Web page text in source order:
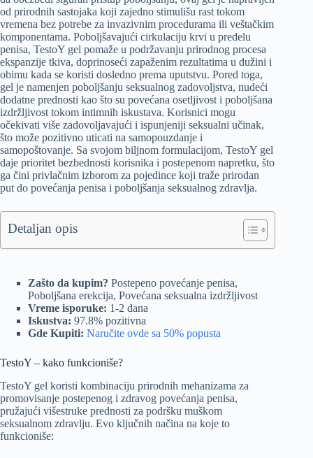
od prirodnih sastojaka koji zajedno stimulišu rast tokom
vremena bez potrebe za invazivnim procedurama ili veštačkim
komponentama. Poboljšavajući cirkulaciju krvi u predelu
penisa, TestoY gel pomaže u podržavanju prirodnog procesa
ekspanzije tkiva, doprinoseći zapaženim rezultatima u dužini i
obimu kada se koristi dosledno prema uputstvu. Pored toga,
gel je namenjen poboljšanju seksualnog zadovoljstva, nudeći
dodatne prednosti kao što su povećana osetljivost i poboljšana
izdržljivost tokom intimnih iskustava. Korisnici mogu
očekivati više zadovoljavajući i ispunjeniji seksualni učinak,
što može pozitivno uticati na samopouzdanje i
samopoštovanje. Sa svojom biljnom formulacijom, TestoY gel
daje prioritet bezbednosti korisnika i postepenom napretku, što
ga čini privlačnim izborom za pojedince koji traže prirodan
put do povećanja penisa i poboljšanja seksualnog zdravlja.
Detaljan opis
Zašto da kupim? Postepeno povećanje penisa,
Poboljšana erekcija, Povećana seksualna izdržljivost
Vreme isporuke: 1-2 dana
Iskustva: 97.8% pozitivna
Gde Kupiti: Naručite ovde sa 50% popusta
TestoY – kako funkcioniše?
TestoY gel koristi kombinaciju prirodnih mehanizama za
promovisanje postepenog i zdravog povećanja penisa,
pružajući višestruke prednosti za podršku muškom
seksualnom zdravlju. Evo ključnih načina na koje to
funkcioniše: